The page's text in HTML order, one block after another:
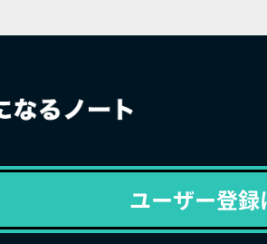
ユーザー登録